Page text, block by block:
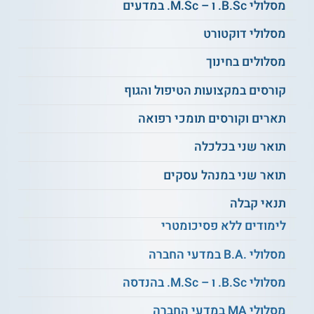
חקר ביצועים
למידת מכונה
הנדסת איכות
מבוא לרובוטיקה
יסודות בינה מלאכותית
תכנון ופיקוח על הייצור
אוטומציה וייצור ממוחשב
ניתוח ועיצוב מערכות מידע
מבוא להנדסת מכונות ותהליכי ייצור
על סגל ההוראה
צוות המרצים בקורס כולל אקדמאים וחוקרים מנוסים, המתמחים
וניהול היא פרופסור שתחומי המחקר המרכזיים שלה מונים
ממשק אדם-מכונה ועוד; ראש ההתמחות במערכות נבונות הוא
ובמחקר; ועוד מרצים בכירים רבים נוספים.
מסלולי B.Sc. ו – M.Sc. במדעים
מסלולי דוקטורט
מסלולים בחינוך
קורסים במקצועות הטיפול והגוף
תארים וקורסים תומכי רפואה
תואר שני בכלכלה
תואר שני במנהל עסקים
תנאי קבלה
לימודים ללא פסיכומטרי
מסלולי .B.A במדעי החברה
מסלולי B.Sc. ו – M.Sc. בהנדסה